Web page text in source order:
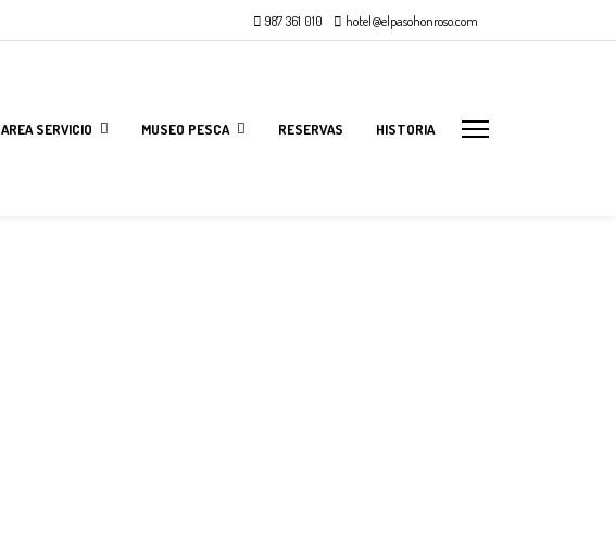
987 361 010 hotel@elpasohonroso.com
AREA SERVICIO MUSEO PESCA RESERVAS HISTORIA